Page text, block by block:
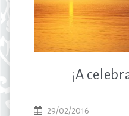
¡A
29/02/2016